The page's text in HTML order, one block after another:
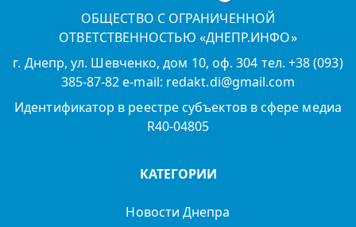
ОБЩЕСТВО С ОГРАНИЧЕННОЙ
ОТВЕТСТВЕННОСТЬЮ «ДНЕПР.ИНФО»
г. Днепр, ул. Шевченко, дом 10, оф. 304 тел. +38 (093)
385-87-82 e-mail: redakt.di@gmail.com
Идентификатор в реестре субъектов в сфере медиа
R40-04805
КАТЕГОРИИ
Новости Днепра